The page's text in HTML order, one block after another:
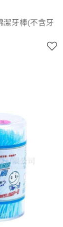
潔牙棒(不含牙